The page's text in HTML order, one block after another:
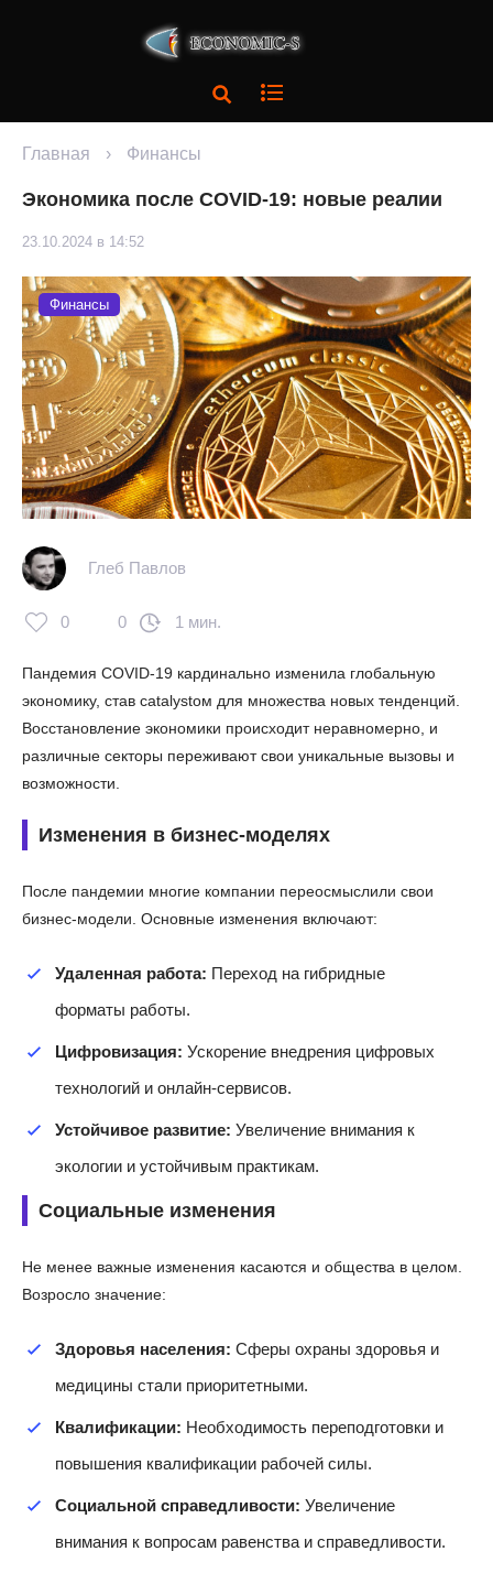
Главная › Финансы
Экономика после COVID-19: новые реалии
23.10.2024 в 14:52
Финансы
Глеб Павлов
0 0 1 мин.
Пандемия COVID-19 кардинально изменила глобальную
экономику, став catalystом для множества новых тенденций.
Восстановление экономики происходит неравномерно, и
различные секторы переживают свои уникальные вызовы и
возможности.
Изменения в бизнес-моделях
После пандемии многие компании переосмыслили свои
бизнес-модели. Основные изменения включают:
Удаленная работа: Переход на гибридные
форматы работы.
Цифровизация: Ускорение внедрения цифровых
технологий и онлайн-сервисов.
Устойчивое развитие: Увеличение внимания к
экологии и устойчивым практикам.
Социальные изменения
Не менее важные изменения касаются и общества в целом.
Возросло значение:
Здоровья населения: Сферы охраны здоровья и
медицины стали приоритетными.
Квалификации: Необходимость переподготовки и
повышения квалификации рабочей силы.
Социальной справедливости: Увеличение
внимания к вопросам равенства и справедливости.